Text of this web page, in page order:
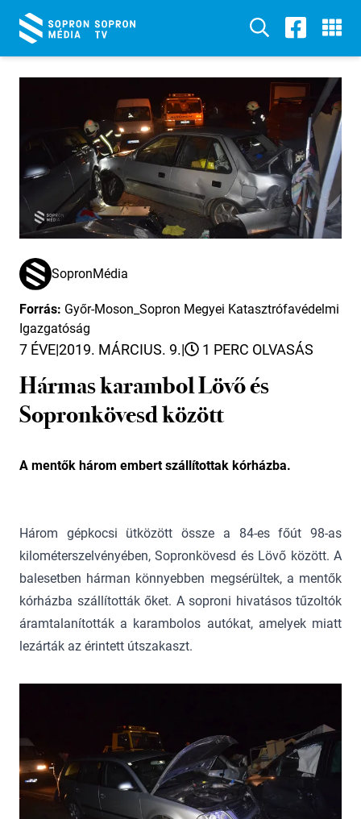
SopronMédia
Forrás: Győr-Moson_Sopron Megyei Katasztrófavédelmi
Igazgatóság
7 ÉVE|2019. MÁRCIUS. 9.| 1 PERC OLVASÁS
Hármas karambol Lövő és
Sopronkövesd között
A mentők három embert szállítottak kórházba.
Három gépkocsi ütközött össze a 84-es főút 98-as
kilométerszelvényében, Sopronkövesd és Lövő között. A
balesetben hárman könnyebben megsérültek, a mentők
kórházba szállították őket. A soproni hivatásos tűzoltók
áramtalanították a karambolos autókat, amelyek miatt
lezárták az érintett útszakaszt.